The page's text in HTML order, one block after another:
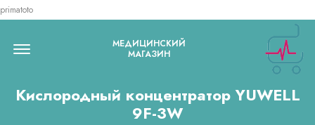
primatoto
МЕДИЦИНСКИЙ
МАГАЗИН
Кислородный концентратор YUWELL
9F-3W